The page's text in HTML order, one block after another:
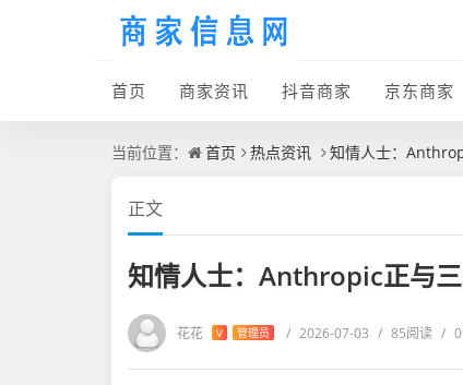
首页 商家资讯 抖音商家 京东商家
当前位置： 首页 热点资讯 知情人士：
正文
知情人士：Anthropic正与
花花 V 管理员 / 2026-07-03 / 85阅读 /